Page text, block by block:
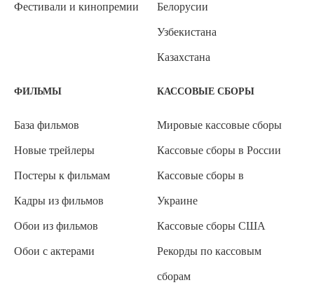
Фестивали и кинопремии Белорусии
Узбекистана
Казахстана
ФИЛЬМЫ
База фильмов
Новые трейлеры
Постеры к фильмам
Кадры из фильмов
Обои из фильмов
Обои с актерами
КАССОВЫЕ СБОРЫ
Мировые кассовые сборы
Кассовые сборы в России
Кассовые сборы в
Украине
Кассовые сборы США
Рекорды по кассовым
сборам